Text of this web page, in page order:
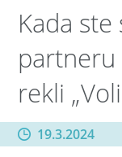
Kada
partneru
rekli
19.3.2024